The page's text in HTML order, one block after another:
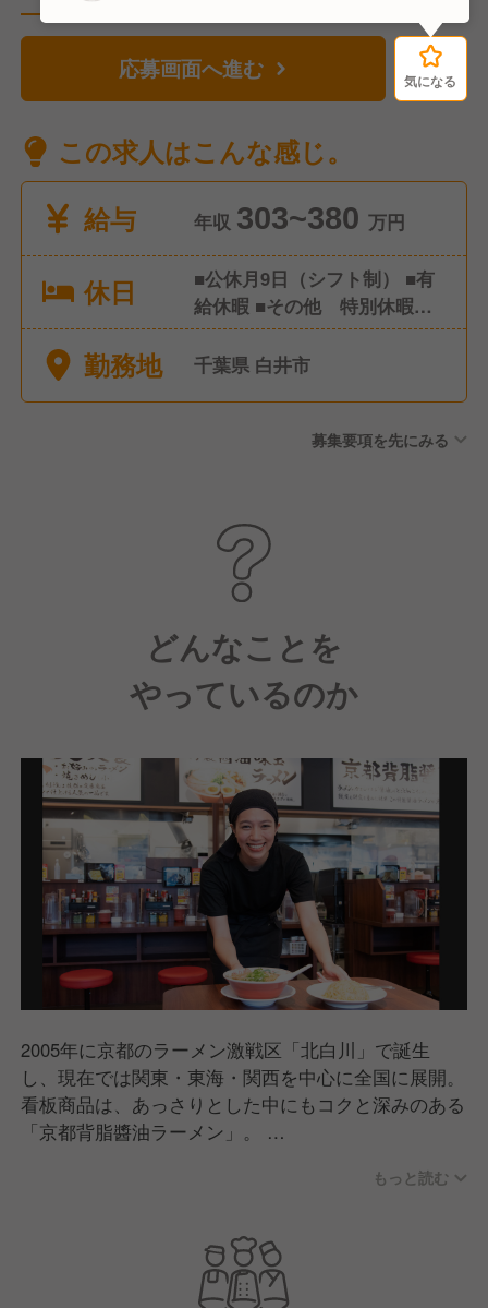
応募画面へ進む 気になる
この求人はこんな感じ。
給与
年収 303~380 万円
休日
■公休月9日（シフト制） ■有
給休暇 ■その他 特別休暇な
ど ※年間休日107日
勤務地 千葉県 白井市
募集要項を先にみる
どんなことを
やっているのか
2005年に京都のラーメン激戦区「北白川」で誕生
し、現在では関東・東海・関西を中心に全国に展開。
看板商品は、あっさりとした中にもコクと深みのある
「京都背脂醬油ラーメン」。
か懐かしいラーメンとして支持をいただいています。
おり、お子さま連れのお客様にも心地よくご利用いた
だける店舗づくりを行っています。
もっと読む
気になる